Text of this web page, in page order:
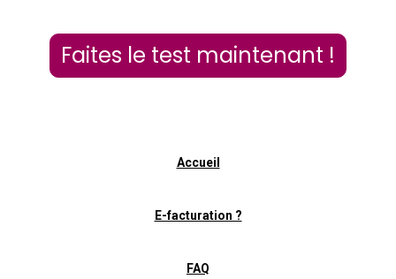
Faites le test maintenant !
Accueil
E-facturation ?
FAQ